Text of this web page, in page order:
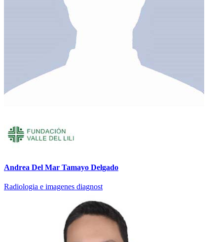
Andrea Del Mar Tamayo Delgado
Radiologia e imagenes diagnost